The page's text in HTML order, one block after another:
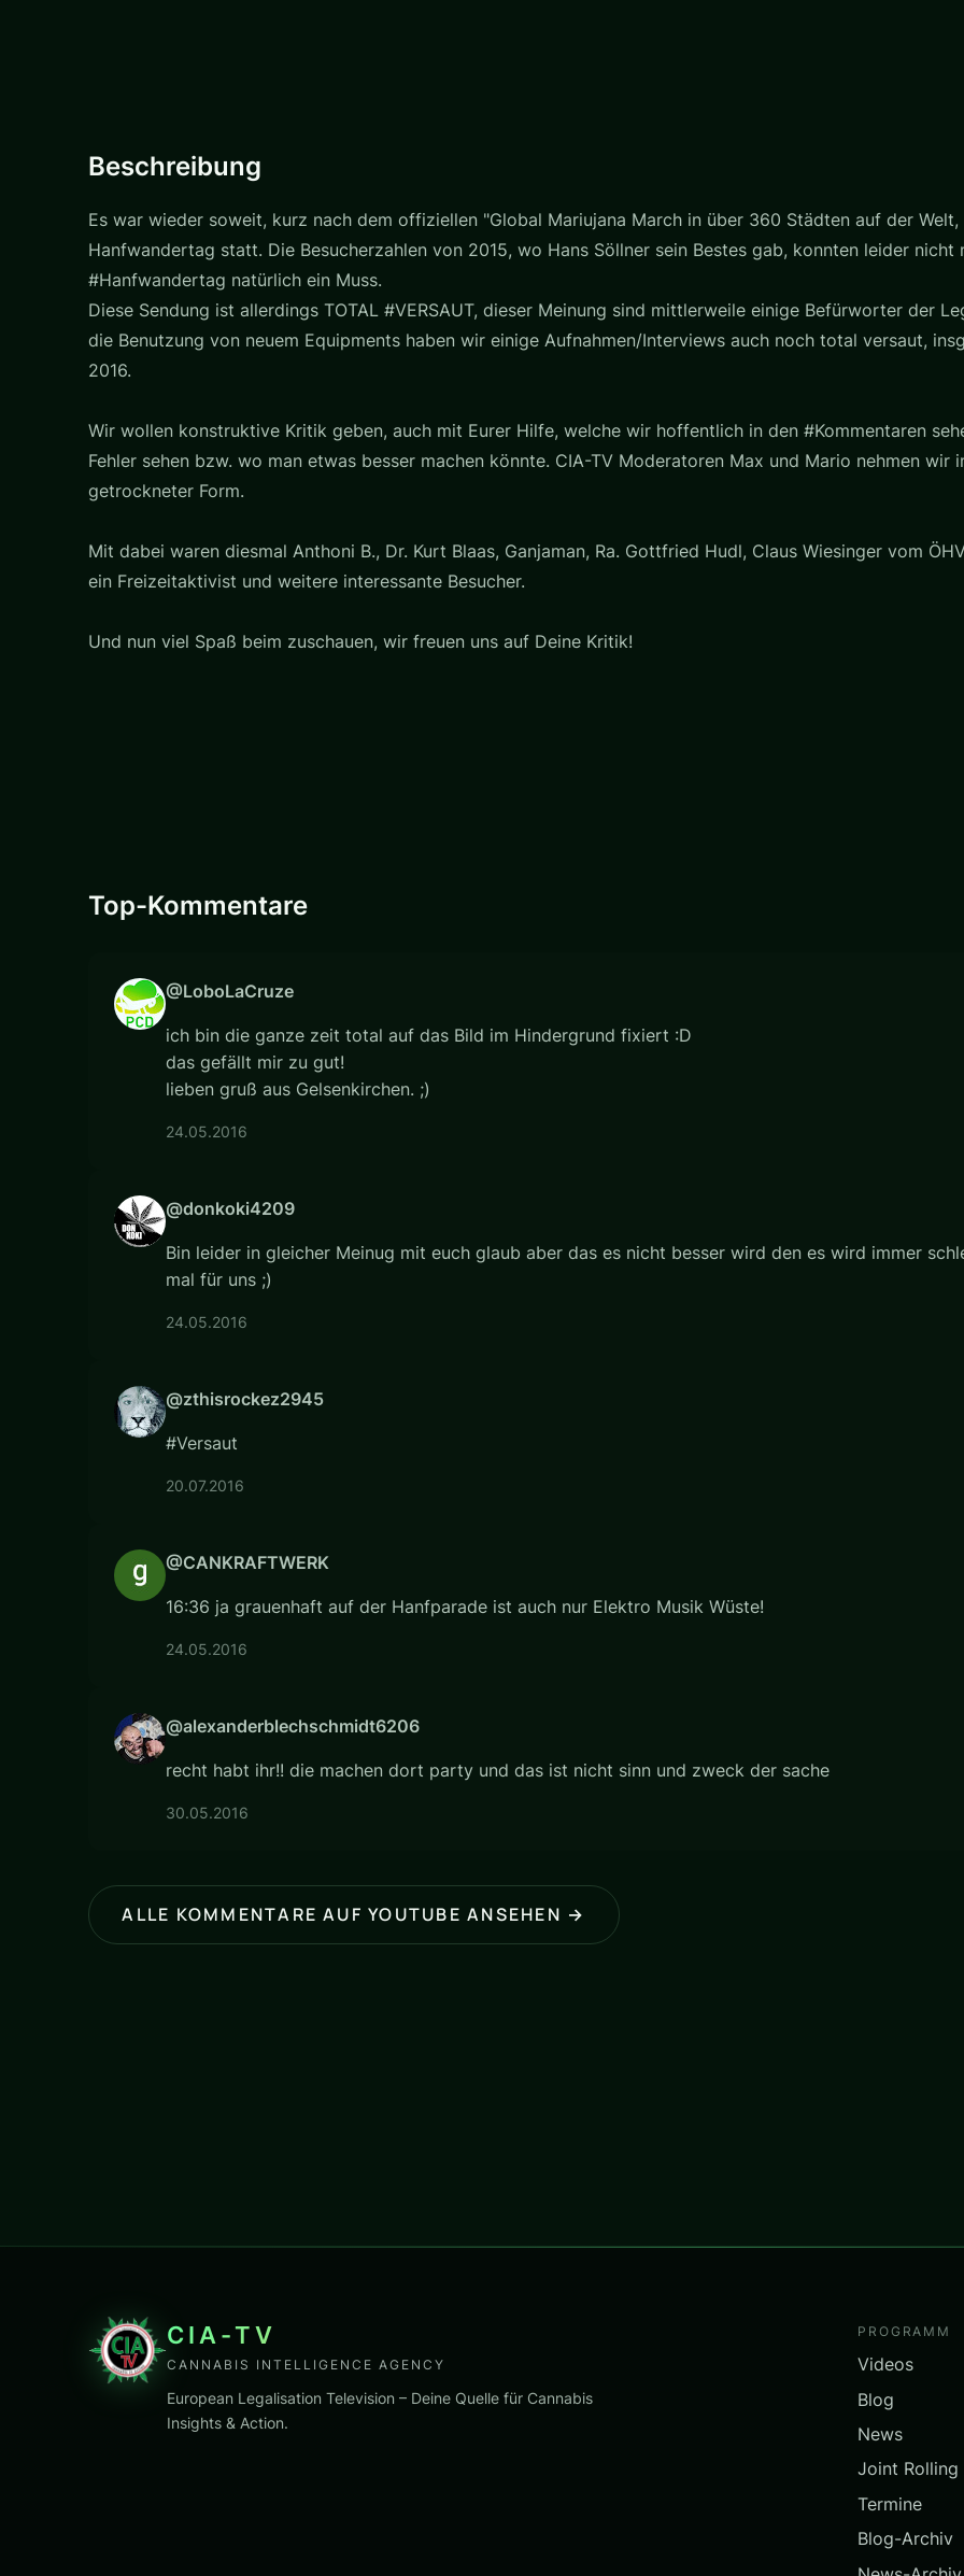
Beschreibung
Es war wieder soweit, kurz nach dem offiziellen "Global Mariujana March in über 360 Städten auf der
Hanfwandertag statt. Die Besucherzahlen von 2015, wo Hans Söllner sein Bestes gab, konnten leider
#Hanfwandertag natürlich ein Muss.
Diese Sendung ist allerdings TOTAL #VERSAUT, dieser Meinung sind mittlerweile einige Befürworter der
die Benutzung von neuem Equipments haben wir einige Aufnahmen/Interviews auch noch total versaut,
2016.
Wir wollen konstruktive Kritik geben, auch mit Eurer Hilfe, welche wir hoffentlich in den #Kommentaren
Fehler sehen bzw. wo man etwas besser machen könnte. CIA-TV Moderatoren Max und Mario nehmen wir
getrockneter Form.
Mit dabei waren diesmal Anthoni B., Dr. Kurt Blaas, Ganjaman, Ra. Gottfried Hudl, Claus Wiesinger vom
ein Freizeitaktivist und weitere interessante Besucher.
Und nun viel Spaß beim zuschauen, wir freuen uns auf Deine Kritik!
Top-Kommentare
@LoboLaCruze
ich bin die ganze zeit total auf das Bild im Hindergrund fixiert :D
das gefällt mir zu gut!
lieben gruß aus Gelsenkirchen. ;)
24.05.2016
@donkoki4209
Bin leider in gleicher Meinug mit euch glaub aber das es nicht besser wird den es wird immer
mal für uns ;)
24.05.2016
@zthisrockez2945
#Versaut
20.07.2016
@CANKRAFTWERK
16:36 ja grauenhaft auf der Hanfparade ist auch nur Elektro Musik Wüste!
24.05.2016
@alexanderblechschmidt6206
recht habt ihr!! die machen dort party und das ist nicht sinn und zweck der sache
30.05.2016
ALLE KOMMENTARE AUF YOUTUBE ANSEHEN →
CIA-TV
CANNABIS INTELLIGENCE AGENCY
European Legalisation Television – Deine Quelle für Cannabis
Insights & Action.
PROGRAMM
Videos
Blog
News
Joint
Termine
Blog-Archiv